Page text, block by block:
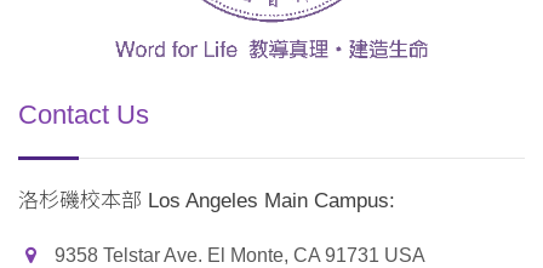
Contact Us
洛杉磯校本部 Los Angeles Main Campus:
9358 Telstar Ave. El Monte, CA 91731 USA